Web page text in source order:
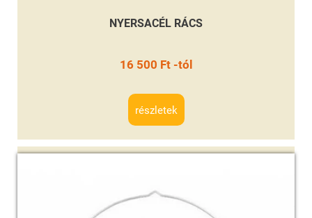
NYERSACÉL RÁCS
16 500 Ft -tól
részletek